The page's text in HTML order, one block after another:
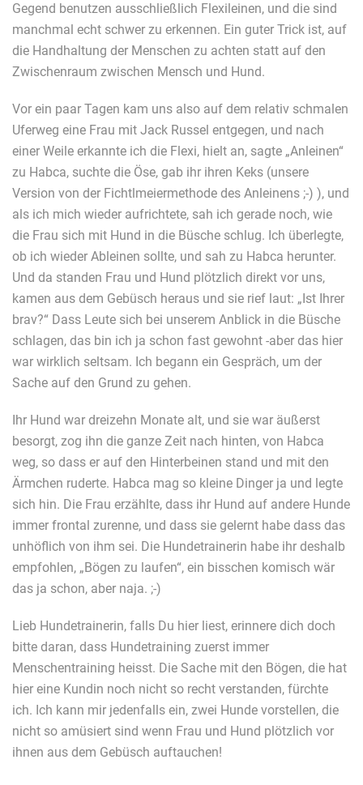
Gegend benutzen ausschließlich Flexileinen, und die sind
manchmal echt schwer zu erkennen. Ein guter Trick ist, auf
die Handhaltung der Menschen zu achten statt auf den
Zwischenraum zwischen Mensch und Hund.
Vor ein paar Tagen kam uns also auf dem relativ schmalen
Uferweg eine Frau mit Jack Russel entgegen, und nach
einer Weile erkannte ich die Flexi, hielt an, sagte „Anleinen“
zu Habca, suchte die Öse, gab ihr ihren Keks (unsere
Version von der Fichtlmeiermethode des Anleinens ;-) ), und
als ich mich wieder aufrichtete, sah ich gerade noch, wie
die Frau sich mit Hund in die Büsche schlug. Ich überlegte,
ob ich wieder Ableinen sollte, und sah zu Habca herunter.
Und da standen Frau und Hund plötzlich direkt vor uns,
kamen aus dem Gebüsch heraus und sie rief laut: „Ist Ihrer
brav?“ Dass Leute sich bei unserem Anblick in die Büsche
schlagen, das bin ich ja schon fast gewohnt -aber das hier
war wirklich seltsam. Ich begann ein Gespräch, um der
Sache auf den Grund zu gehen.
Ihr Hund war dreizehn Monate alt, und sie war äußerst
besorgt, zog ihn die ganze Zeit nach hinten, von Habca
weg, so dass er auf den Hinterbeinen stand und mit den
Ärmchen ruderte. Habca mag so kleine Dinger ja und legte
sich hin. Die Frau erzählte, dass ihr Hund auf andere Hunde
immer frontal zurenne, und dass sie gelernt habe dass das
unhöflich von ihm sei. Die Hundetrainerin habe ihr deshalb
empfohlen, „Bögen zu laufen“, ein bisschen komisch wär
das ja schon, aber naja. ;-)
Lieb Hundetrainerin, falls Du hier liest, erinnere dich doch
bitte daran, dass Hundetraining zuerst immer
Menschentraining heisst. Die Sache mit den Bögen, die hat
hier eine Kundin noch nicht so recht verstanden, fürchte
ich. Ich kann mir jedenfalls ein, zwei Hunde vorstellen, die
nicht so amüsiert sind wenn Frau und Hund plötzlich vor
ihnen aus dem Gebüsch auftauchen!